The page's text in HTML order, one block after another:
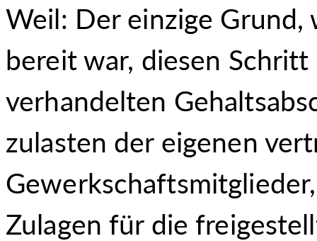
Weil: Der einzige
bereit war, diesen
verhandelten
zulasten der eigenen
Zulagen für die